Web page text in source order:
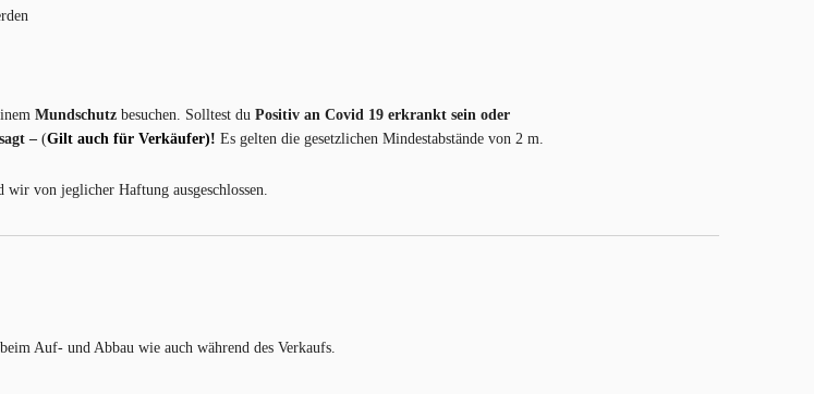
Mundschutz besuchen. Solltest duPositiv an Covid 19 erkrankt sein oder
– (Gilt auch für Verkäufer)!Es gelten die gesetzlichen Mindestabstände von 2 m.
von jeglicher Haftung ausgeschlossen.
Auf- und Abbau wie auch während des Verkaufs.